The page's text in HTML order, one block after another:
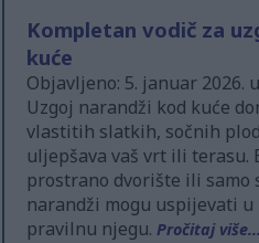
Kompletan vodič za
kuće
Objavljeno: 5. januar 2026.
Uzgoj narandži kod kuće
vlastitih slatkih, sočnih
uljepšava vaš vrt ili terasu.
prostrano dvorište ili samo
narandži mogu uspijevati
pravilnu njegu.Pročitaj više...